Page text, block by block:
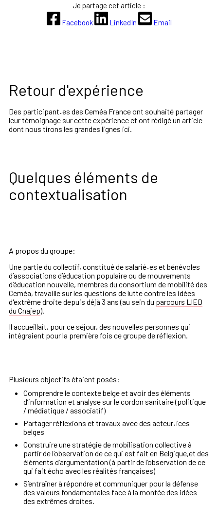
Retour d'expérience
Des participant·es des Ceméa France ont souhaité partager
leur témoignage sur cette expérience et ont rédigé un article
dont nous tirons les grandes lignes ici.
Quelques éléments de
contextualisation
A propos du groupe:
Une partie du collectif, constitué de salarié·es et bénévoles
d’associations d’éducation populaire ou de mouvements
d’éducation nouvelle, membres du consortium de mobilité des
Ceméa, travaille sur les questions de lutte contre les idées
d'extrême droite depuis déjà 3 ans (au sein du parcours LIED
du Cnajep).
Il accueillait, pour ce séjour, des nouvelles personnes qui
intégraient pour la première fois ce groupe de réflexion.
Plusieurs objectifs étaient posés:
Comprendre le contexte belge et avoir des éléments
d’information et analyse sur le cordon sanitaire (politique
/ médiatique / associatif)
Partager réflexions et travaux avec des acteur·ices
belges
Construire une stratégie de mobilisation collective à
partir de l’observation de ce qui est fait en Belgique,et des
éléments d’argumentation (à partir de l’observation de ce
qui fait écho avec les réalités françaises)
S’entraîner à répondre et communiquer pour la défense
des valeurs fondamentales face à la montée des idées
des extrêmes droites.
Je partage cet article :
Facebook
LinkedIn Email